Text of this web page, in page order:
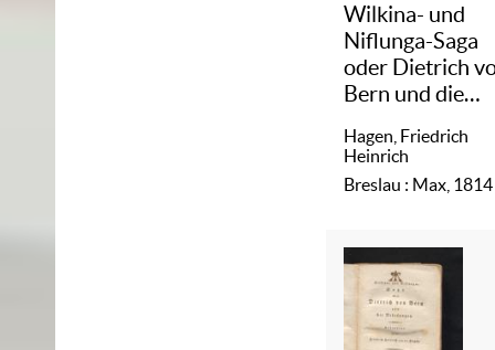
Wilkina- und
Niflunga-Saga
oder Dietrich
Bern und die
1
Hagen, Friedrich
Heinrich
Breslau : Max, 1814